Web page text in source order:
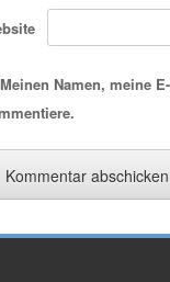
Meinen Namen, meine